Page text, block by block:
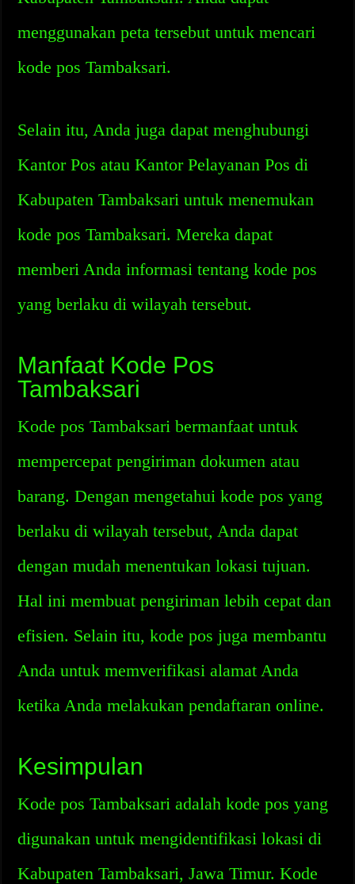
menggunakan peta tersebut untuk mencari
kode pos Tambaksari.
Selain itu, Anda juga dapat menghubungi
Kantor Pos atau Kantor Pelayanan Pos di
Kabupaten Tambaksari untuk menemukan
kode pos Tambaksari. Mereka dapat
memberi Anda informasi tentang kode pos
yang berlaku di wilayah tersebut.
Manfaat Kode Pos
Tambaksari
Kode pos Tambaksari bermanfaat untuk
mempercepat pengiriman dokumen atau
barang. Dengan mengetahui kode pos yang
berlaku di wilayah tersebut, Anda dapat
dengan mudah menentukan lokasi tujuan.
Hal ini membuat pengiriman lebih cepat dan
efisien. Selain itu, kode pos juga membantu
Anda untuk memverifikasi alamat Anda
ketika Anda melakukan pendaftaran online.
Kesimpulan
Kode pos Tambaksari adalah kode pos yang
digunakan untuk mengidentifikasi lokasi di
Kabupaten Tambaksari, Jawa Timur. Kode